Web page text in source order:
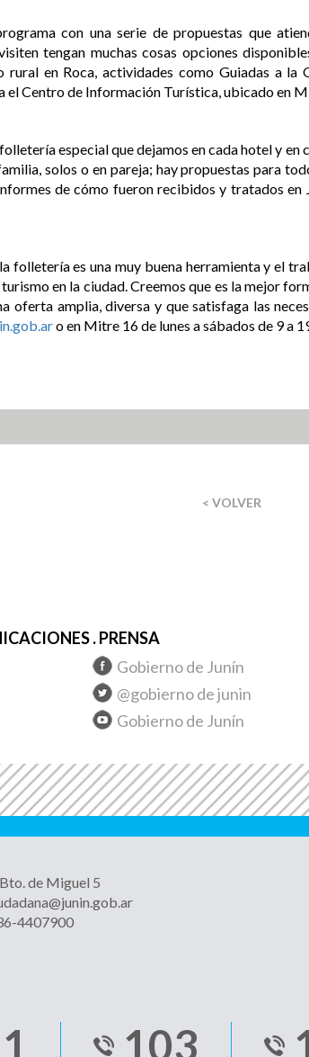
con una serie de propuestas que
tengan muchas cosas opciones
rural en Roca, actividades como Guiadas a
el Centro de Información Turística, ubicado en
especial que dejamos en cada hotel y
solos o en pareja; hay propuestas para
de cómo fueron recibidos y tratados
folletería es una muy buena herramienta y el
en la ciudad. Creemos que es la mejor
oferta amplia, diversa y que satisfaga las
o en Mitre 16 de lunes a sábados de 9 a
< VOLVER
. PRENSA
Gobierno de Junín
@gobierno de junin
Gobierno de Junín
de Miguel 5
4407900
103